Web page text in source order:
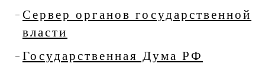
Сервер органов государственной
власти
Государственная Дума РФ